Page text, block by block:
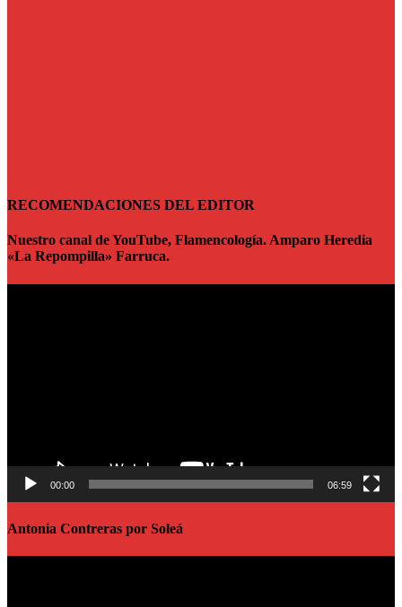
RECOMENDACIONES DEL EDITOR
Nuestro canal de YouTube, Flamencología. Amparo Heredia
«La Repompilla» Farruca.
00:00 06:59
Antonia Contreras por Soleá